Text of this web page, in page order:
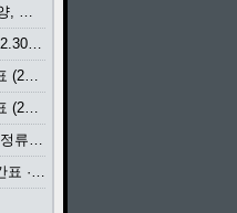
유스퀘어 광주종합버스터미널 - 담양, 순창, 남원, 무주, 장수, 거창, 대구 방면 시외버스 시간표 (2026...
아산역 장항선 열차 시간표 (2025.12.30 기준) (무궁화호, ITX-마음, 새마을호, 서해금빛열차)
1호선 아산역 급행/일반 전철 시간표 (2025.12.30~)
1호선 수원역 급행/일반 전철 시간표 (2025.12.30~)
광주시티투어 버스 표지판 (광주역 정류장) (2024?)
1호선 청량리역 급행/일반 전철 시간표 · 노선도 (2025.12.30~)